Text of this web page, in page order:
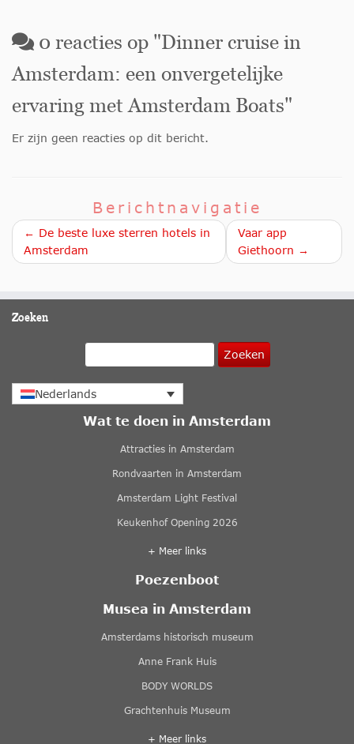
0 reacties op "Dinner cruise in
Amsterdam: een onvergetelijke
ervaring met Amsterdam Boats"
Er zijn geen reacties op dit bericht.
Berichtnavigatie
← De beste luxe sterren hotels in
Amsterdam
Vaar app
Giethoorn →
Zoeken
Zoeken
Nederlands
Wat te doen in Amsterdam
Attracties in Amsterdam
Rondvaarten in Amsterdam
Amsterdam Light Festival
Keukenhof Opening 2026
+ Meer links
Poezenboot
Musea in Amsterdam
Amsterdams historisch museum
Anne Frank Huis
BODY WORLDS
Grachtenhuis Museum
+ Meer links